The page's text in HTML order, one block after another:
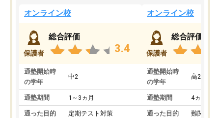
オンライン校
保護者
総合評価
3.4
通塾開始時
の学年
中2
通塾期間 1～3ヵ月
通った目的 定期テスト対策
オンライン校
保護者
総合評価
通塾開始時
の学年
高2
通塾期間 4ヵ月～1
通った目的 難関私立